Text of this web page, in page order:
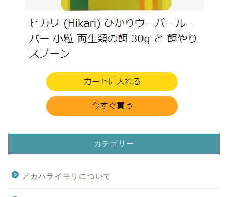
カテゴリー
アカハライモリについて